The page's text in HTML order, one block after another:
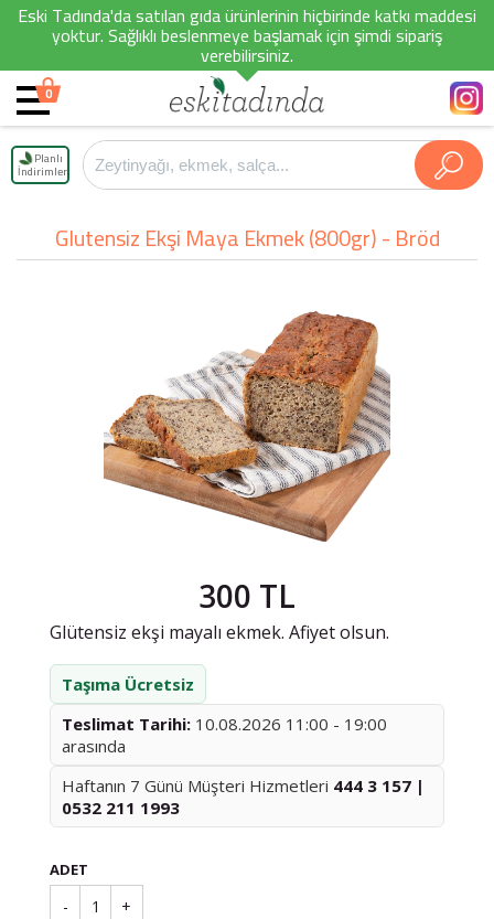
Eski Tadında'da satılan gıda ürünlerinin hiçbirinde katkı maddesi
yoktur. Sağlıklı beslenmeye başlamak için şimdi sipariş
verebilirsiniz.
0
Planlı
İndirimler
Glutensiz Ekşi Maya Ekmek (800gr) - Bröd
300 TL
Glütensiz ekşi mayalı ekmek. Afiyet olsun.
Taşıma Ücretsiz
Teslimat Tarihi: 10.08.2026 11:00 - 19:00
arasında
Haftanın 7 Günü Müşteri Hizmetleri 444 3 157 |
0532 211 1993
ADET
- 1 +